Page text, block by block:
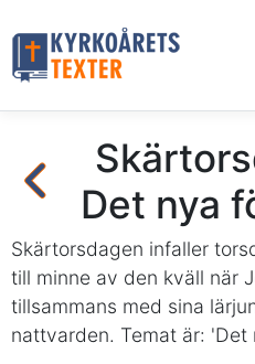
Det nya
Skärtorsdagen infaller
till minne av den kväll när
tillsammans med sina
nattvarden. Temat är: 'Det